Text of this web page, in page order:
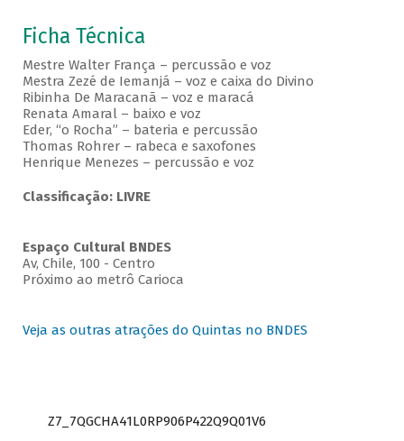
Ficha Técnica
Mestre Walter França – percussão e voz
Mestra Zezé de Iemanjá – voz e caixa do Divino
Ribinha De Maracanã – voz e maracá
Renata Amaral – baixo e voz
Eder, “o Rocha” – bateria e percussão
Thomas Rohrer – rabeca e saxofones
Henrique Menezes – percussão e voz
Classificação: LIVRE
Espaço Cultural BNDES
Av, Chile, 100 - Centro
Próximo ao metrô Carioca
Veja as outras atrações do Quintas no BNDES
Z7_7QGCHA41L0RP906P422Q9Q01V6